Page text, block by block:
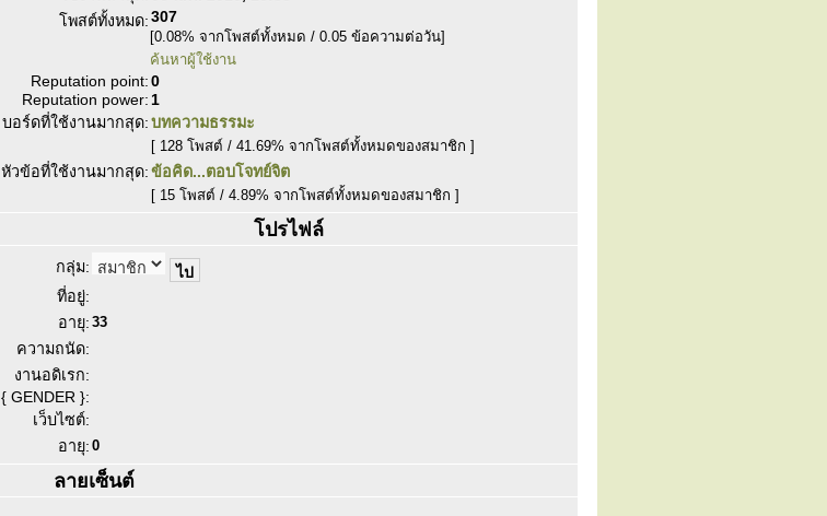
โพสต์ทั้งหมด:307
[0.08% จากโพสต์ทั้งหมด / 0.05 ข้อความต่อวัน]
ค้นหาผู้ใช้งาน
Reputation point:0
Reputation power: 1
บอร์ดที่ใช้งานมากสุด:บทความธรรมะ
[ 128 โพสต์ / 41.69% จากโพสต์ทั้งหมดของสมาชิก ]
หัวข้อที่ใช้งานมากสุด:ข้อคิด...ตอบโจทย์จิต
[ 15 โพสต์ / 4.89% จากโพสต์ทั้งหมดของสมาชิก ]
โปรไฟล์
กลุ่ม:
ที่อยู่:
อายุ: 33
ความถนัด:
งานอดิเรก:
{ GENDER }:
เว็บไซต์:
อายุ: 0
ลายเซ็นต์